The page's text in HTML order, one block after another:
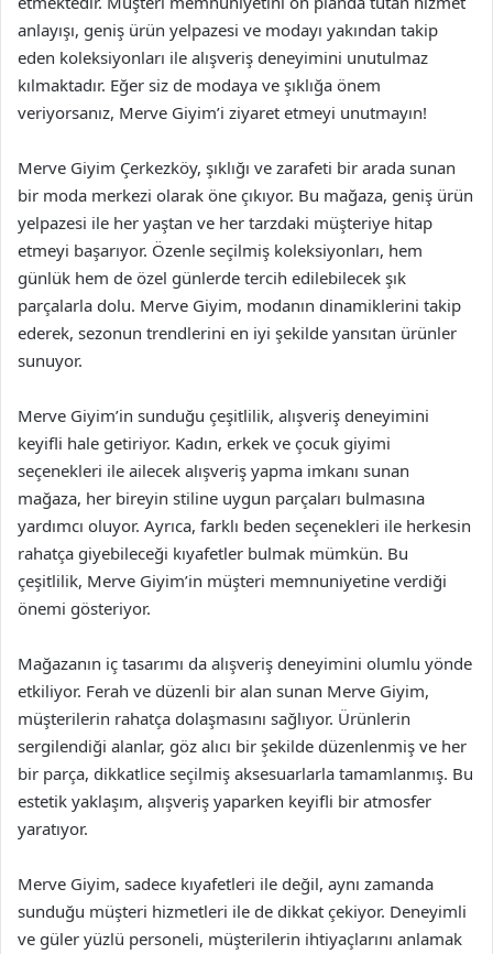
anlayışı, geniş ürün yelpazesi ve modayı yakından takip
eden koleksiyonları ile alışveriş deneyimini unutulmaz
kılmaktadır. Eğer siz de modaya ve şıklığa önem
veriyorsanız, Merve Giyim’i ziyaret etmeyi unutmayın!
Merve Giyim Çerkezköy, şıklığı ve zarafeti bir arada sunan
bir moda merkezi olarak öne çıkıyor. Bu mağaza, geniş ürün
yelpazesi ile her yaştan ve her tarzdaki müşteriye hitap
etmeyi başarıyor. Özenle seçilmiş koleksiyonları, hem
günlük hem de özel günlerde tercih edilebilecek şık
parçalarla dolu. Merve Giyim, modanın dinamiklerini takip
ederek, sezonun trendlerini en iyi şekilde yansıtan ürünler
sunuyor.
Merve Giyim’in sunduğu çeşitlilik, alışveriş deneyimini
keyifli hale getiriyor. Kadın, erkek ve çocuk giyimi
seçenekleri ile ailecek alışveriş yapma imkanı sunan
mağaza, her bireyin stiline uygun parçaları bulmasına
yardımcı oluyor. Ayrıca, farklı beden seçenekleri ile herkesin
rahatça giyebileceği kıyafetler bulmak mümkün. Bu
çeşitlilik, Merve Giyim’in müşteri memnuniyetine verdiği
önemi gösteriyor.
Mağazanın iç tasarımı da alışveriş deneyimini olumlu yönde
etkiliyor. Ferah ve düzenli bir alan sunan Merve Giyim,
müşterilerin rahatça dolaşmasını sağlıyor. Ürünlerin
sergilendiği alanlar, göz alıcı bir şekilde düzenlenmiş ve her
bir parça, dikkatlice seçilmiş aksesuarlarla tamamlanmış. Bu
estetik yaklaşım, alışveriş yaparken keyifli bir atmosfer
yaratıyor.
Merve Giyim, sadece kıyafetleri ile değil, aynı zamanda
sunduğu müşteri hizmetleri ile de dikkat çekiyor. Deneyimli
ve güler yüzlü personeli, müşterilerin ihtiyaçlarını anlamak